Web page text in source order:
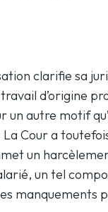
clarifie sa
d’origine
autre motif
Cour a
un
un tel
manquements